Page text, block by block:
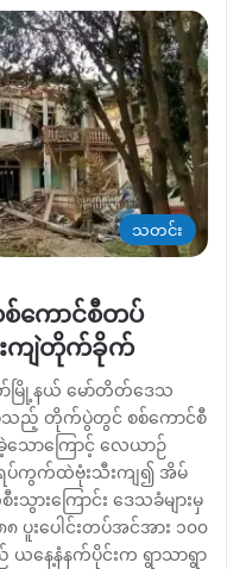
သတင်း
ကောင်စီတပ်
းကျဲတိုက်ခိုက်
ာ်မြို့နယ် မော်တိတ်ဒေသ
းခဲ့သည့် တိုက်ပွဲတွင် စစ်ကောင်စီ
သောကြောင့် လေယာဉ်
ပ်ကွက်ထဲဗုံးသီးကျ၍ အိမ်
းကြောင်း ဒေသခံများမှ
းပေါင်းတပ်အင်အား ၁၀၀
ယနေ့နံနက်ပိုင်းက ရွာသာရွာ